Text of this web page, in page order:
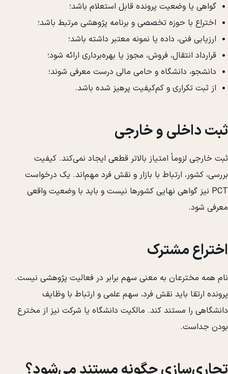
گواهی یا وضعیت پرونده قابل استعلام باشد؛
اختراع با حوزه تخصصی و برنامه پژوهشی مرتبط باشد؛
ارزیابی فنی، داده یا نمونه معتبر داشته باشد؛
قرارداد انتقال، فروش، مجوز یا بهره‌برداری ارائه شود؛
دانشجو، دانشگاه و حامی مالی درست معرفی شوند؛
از ثبت تکراری و کم‌کیفیت پرهیز شده باشد.
ثبت داخلی و خارجی
ثبت خارجی لزوماً امتیاز بالاتر قطعی ایجاد نمی‌کند. کیفیت
بررسی، کشور، ارتباط با بازار و نقش فرد مهم‌اند. یک درخواست
PCT نیز گواهی نهایی کشورها نیست و باید با وضعیت واقعی
معرفی شود.
اختراع مشترک
نام همه مخترعان به معنی سهم برابر در فعالیت پژوهشی نیست.
پرونده ارتقا باید نقش فرد، سهم علمی و ارتباط با وظایف
دانشگاهی را مستند کند. مالکیت دانشگاه یا شرکت نیز از مخترع
بودن جداست.